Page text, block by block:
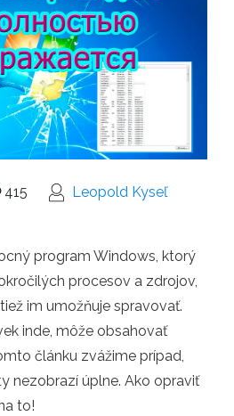
415 Leopold Kyseľ
program Windows, ktorý
procesov a zdrojov,
im umožňuje spravovať.
inde, môže obsahovať
článku zvážime prípad,
nezobrazí úplne. Ako opraviť
to!